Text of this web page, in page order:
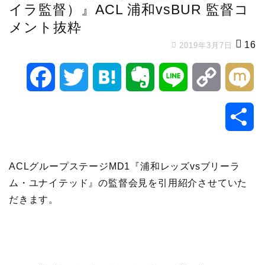
イラ監督）』ACL 浦和vsBUR 監督コ
メント抜粋
2019年3月7日 16
e
b t
e
n
r
n
e
o
L
ACLグループステージMD1『浦和レッズvsブリーラ
ム・ユナイテッド』の監督会見を引用紹介させていた
だきます。